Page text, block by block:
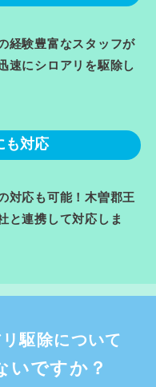
経験豊富なスタッフが
速にシロアリを駆除し
も対応
対応も可能！木曽郡王
と連携して対応しま
駆除について
いですか？